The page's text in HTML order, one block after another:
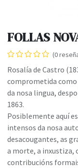
FOLLAS
(0
Rosalía de Castro
comprometida como
da nosa lingua,
1863.
Posiblemente aquí
intensos da nosa
desacougantes, as
a morte, a inxustiza,
contribucións